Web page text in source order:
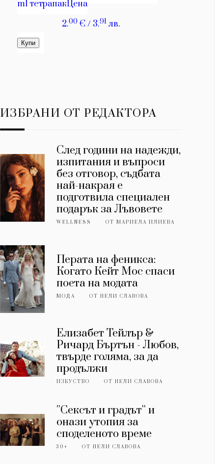
ИЗБРАНИ ОТ РЕДАКТОРА
След години на надежди,
изпитания и въпроси
без отговор, съдбата
най-накрая е
подготвила специален
подарък за Лъвовете
WELLNESS ОТМАРИЕЛА ИЛИЕВА
Перата на феникса:
Когато Кейт Мос спаси
поета на модата
МОДА ОТНЕЛИ СЛАВОВА
Елизабет Тейлър &
Ричард Бъртън - Любов,
твърде голяма, за да
продължи
ИЗКУСТВО ОТНЕЛИ СЛАВОВА
''Сексът и градът'' и
онази утопия за
споделеното време
30+ ОТНЕЛИ СЛАВОВА